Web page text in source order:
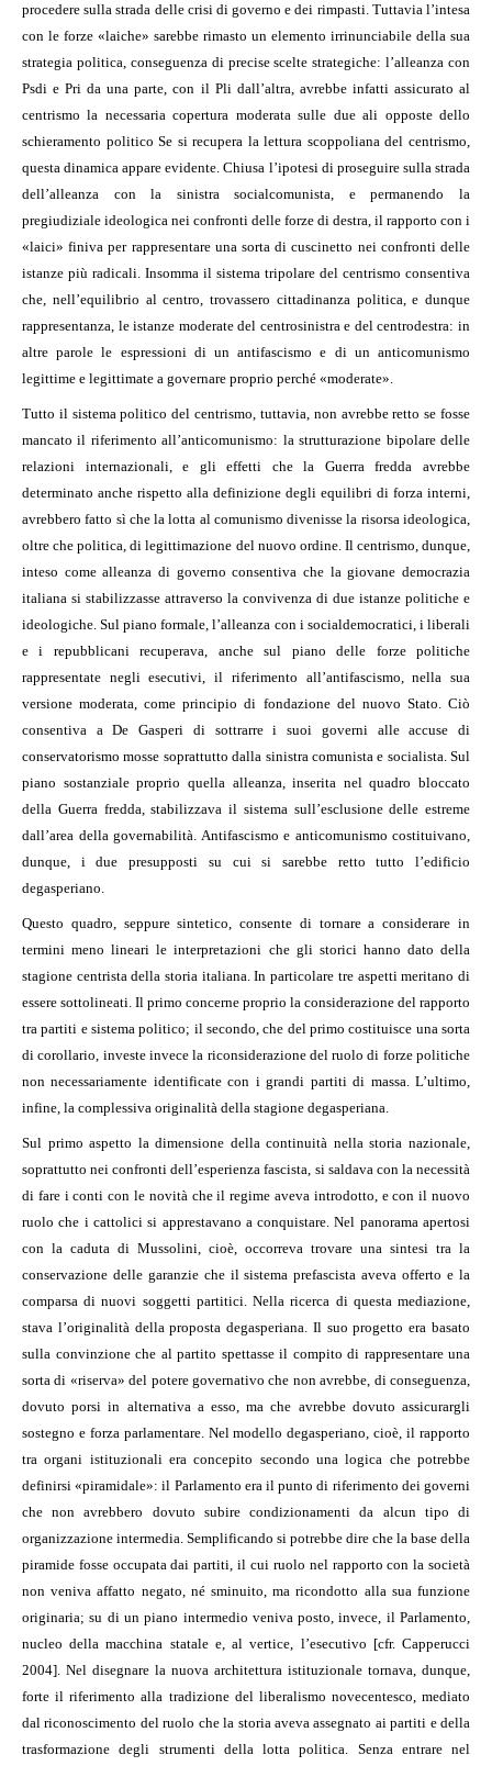
procedere sulla strada delle crisi di governo e dei rimpasti. Tuttavia l’intesa
con le forze «laiche» sarebbe rimasto un elemento irrinunciabile della sua
strategia politica, conseguenza di precise scelte strategiche: l’alleanza con
Psdi e Pri da una parte, con il Pli dall’altra, avrebbe infatti assicurato al
centrismo la necessaria copertura moderata sulle due ali opposte dello
schieramento politico Se si recupera la lettura scoppoliana del centrismo,
questa dinamica appare evidente. Chiusa l’ipotesi di proseguire sulla strada
dell’alleanza con la sinistra socialcomunista, e permanendo la
pregiudiziale ideologica nei confronti delle forze di destra, il rapporto con i
«laici» finiva per rappresentare una sorta di cuscinetto nei confronti delle
istanze più radicali. Insomma il sistema tripolare del centrismo consentiva
che, nell’equilibrio al centro, trovassero cittadinanza politica, e dunque
rappresentanza, le istanze moderate del centrosinistra e del centrodestra: in
altre parole le espressioni di un antifascismo e di un anticomunismo
legittime e legittimate a governare proprio perché «moderate».
Tutto il sistema politico del centrismo, tuttavia, non avrebbe retto se fosse
mancato il riferimento all’anticomunismo: la strutturazione bipolare delle
relazioni internazionali, e gli effetti che la Guerra fredda avrebbe
determinato anche rispetto alla definizione degli equilibri di forza interni,
avrebbero fatto sì che la lotta al comunismo divenisse la risorsa ideologica,
oltre che politica, di legittimazione del nuovo ordine. Il centrismo, dunque,
inteso come alleanza di governo consentiva che la giovane democrazia
italiana si stabilizzasse attraverso la convivenza di due istanze politiche e
ideologiche. Sul piano formale, l’alleanza con i socialdemocratici, i liberali
e i repubblicani recuperava, anche sul piano delle forze politiche
rappresentate negli esecutivi, il riferimento all’antifascismo, nella sua
versione moderata, come principio di fondazione del nuovo Stato. Ciò
consentiva a De Gasperi di sottrarre i suoi governi alle accuse di
conservatorismo mosse soprattutto dalla sinistra comunista e socialista. Sul
piano sostanziale proprio quella alleanza, inserita nel quadro bloccato
della Guerra fredda, stabilizzava il sistema sull’esclusione delle estreme
dall’area della governabilità. Antifascismo e anticomunismo costituivano,
dunque, i due presupposti su cui si sarebbe retto tutto l’edificio
degasperiano.
Questo quadro, seppure sintetico, consente di tornare a considerare in
termini meno lineari le interpretazioni che gli storici hanno dato della
stagione centrista della storia italiana. In particolare tre aspetti meritano di
essere sottolineati. Il primo concerne proprio la considerazione del rapporto
tra partiti e sistema politico; il secondo, che del primo costituisce una sorta
di corollario, investe invece la riconsiderazione del ruolo di forze politiche
non necessariamente identificate con i grandi partiti di massa. L’ultimo,
infine, la complessiva originalità della stagione degasperiana.
Sul primo aspetto la dimensione della continuità nella storia nazionale,
soprattutto nei confronti dell’esperienza fascista, si saldava con la necessità
di fare i conti con le novità che il regime aveva introdotto, e con il nuovo
ruolo che i cattolici si apprestavano a conquistare. Nel panorama apertosi
con la caduta di Mussolini, cioè, occorreva trovare una sintesi tra la
conservazione delle garanzie che il sistema prefascista aveva offerto e la
comparsa di nuovi soggetti partitici. Nella ricerca di questa mediazione,
stava l’originalità della proposta degasperiana. Il suo progetto era basato
sulla convinzione che al partito spettasse il compito di rappresentare una
sorta di «riserva» del potere governativo che non avrebbe, di conseguenza,
dovuto porsi in alternativa a esso, ma che avrebbe dovuto assicurargli
sostegno e forza parlamentare. Nel modello degasperiano, cioè, il rapporto
tra organi istituzionali era concepito secondo una logica che potrebbe
definirsi «piramidale»: il Parlamento era il punto di riferimento dei governi
che non avrebbero dovuto subire condizionamenti da alcun tipo di
organizzazione intermedia. Semplificando si potrebbe dire che la base della
piramide fosse occupata dai partiti, il cui ruolo nel rapporto con la società
non veniva affatto negato, né sminuito, ma ricondotto alla sua funzione
originaria; su di un piano intermedio veniva posto, invece, il Parlamento,
nucleo della macchina statale e, al vertice, l’esecutivo [cfr. Capperucci
2004]. Nel disegnare la nuova architettura istituzionale tornava, dunque,
forte il riferimento alla tradizione del liberalismo novecentesco, mediato
dal riconoscimento del ruolo che la storia aveva assegnato ai partiti e della
trasformazione degli strumenti della lotta politica. Senza entrare nel